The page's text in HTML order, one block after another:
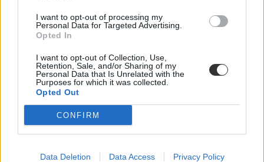
I want to opt-out of processing my
Personal Data for Targeted Advertising.
Opted In
I want to opt-out of Collection, Use,
Retention, Sale, and/or Sharing of my
Personal Data that Is Unrelated with the
Purposes for which it was collected.
Opted Out
CONFIRM
Data Deletion Data Access Privacy Policy